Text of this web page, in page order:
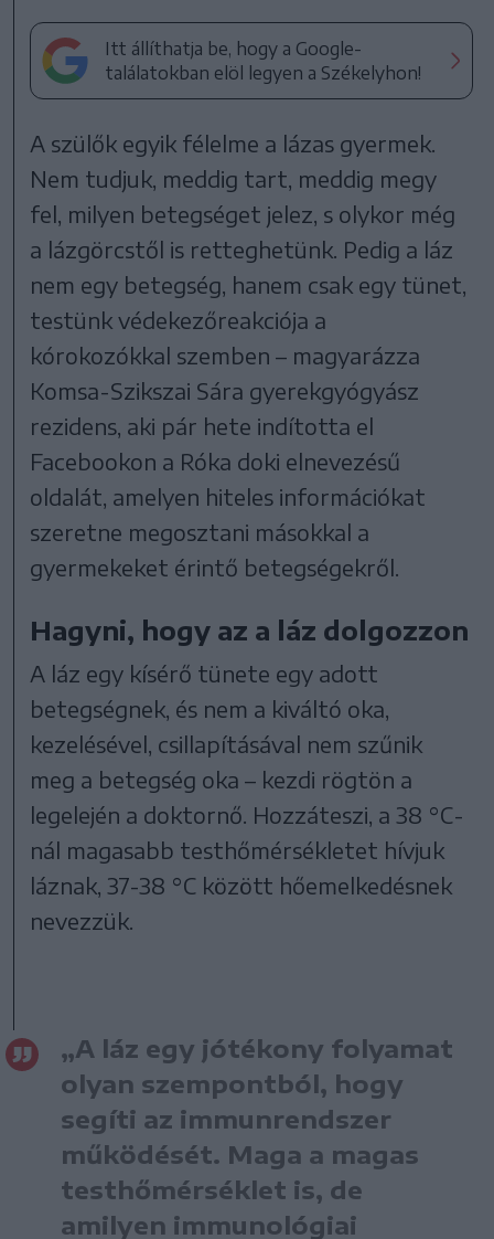
Itt állíthatja be, hogy a Google-
találatokban elöl legyen a Székelyhon!
A szülők egyik félelme a lázas gyermek.
Nem tudjuk, meddig tart, meddig megy
fel, milyen betegséget jelez, s olykor még
a lázgörcstől is retteghetünk. Pedig a láz
nem egy betegség, hanem csak egy tünet,
testünk védekezőreakciója a
kórokozókkal szemben – magyarázza
Komsa-Szikszai Sára gyerekgyógyász
rezidens, aki pár hete indította el
Facebookon a Róka doki elnevezésű
oldalát, amelyen hiteles információkat
szeretne megosztani másokkal a
gyermekeket érintő betegségekről.
Hagyni, hogy az a láz dolgozzon
A láz egy kísérő tünete egy adott
betegségnek, és nem a kiváltó oka,
kezelésével, csillapításával nem szűnik
meg a betegség oka – kezdi rögtön a
legelején a doktornő. Hozzáteszi, a 38 °C-
nál magasabb testhőmérsékletet hívjuk
láznak, 37-38 °C között hőemelkedésnek
nevezzük.
„A láz egy jótékony folyamat
olyan szempontból, hogy
segíti az immunrendszer
működését. Maga a magas
testhőmérséklet is, de
amilyen immunológiai